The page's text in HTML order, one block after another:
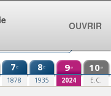
7e
1878
8e
1935
9e
2024
10e
E.C.
OUVRIR